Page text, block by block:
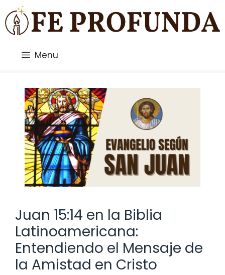
Saltar
al
contenido
Menu
Juan 15:14 en la Biblia
Latinoamericana:
Entendiendo el Mensaje de
la Amistad en Cristo